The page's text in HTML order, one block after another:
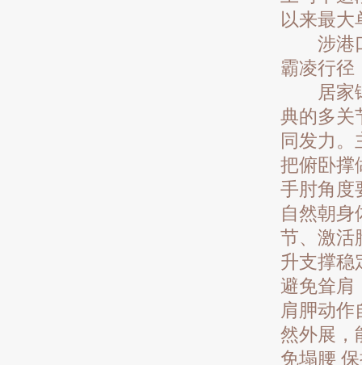
以来最大
涉港口
霸凌行径
居家锻
典的多关
同发力。
把俯卧撑
手肘角度
自然朝身
节、激活
升支撑稳
避免耸肩
肩胛动作
然外展，
免塌腰